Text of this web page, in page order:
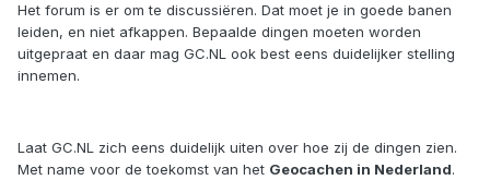
Het forum is er om te discussiëren. Dat moet je in goede banen
leiden, en niet afkappen. Bepaalde dingen moeten worden
uitgepraat en daar mag GC.NL ook best eens duidelijker stelling
innemen.
Laat GC.NL zich eens duidelijk uiten over hoe zij de dingen zien.
Met name voor de toekomst van het Geocachen in Nederland.